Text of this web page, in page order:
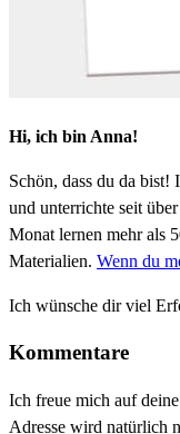
Hi, ich bin Anna!
Schön, dass du da
und unterrichte seit
Monat lernen mehr als
Materialien. Wenn du
Ich wünsche dir viel
Kommentare
Ich freue mich auf
Adresse wird natürlich